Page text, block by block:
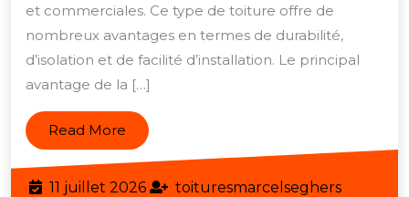
Bac
Acier
:
Une
et commerciales. Ce type de toiture offre de
nombreux avantages en termes de durabilité,
d’isolation et de facilité d’installation. Le principal
avantage de la […]
Read More Read
More
11 juillet 202611
toituresmarcelseghers